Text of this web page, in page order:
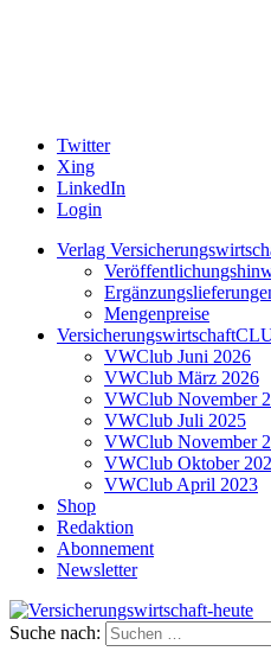
Twitter
Xing
LinkedIn
Login
Verlag
Mengenpreise
VWClub Juni 2026
VWClub März 2026
VWClub November
VWClub Juli 2025
VWClub November
VWClub Oktober
VWClub April 2023
Shop
Redaktion
Abonnement
Newsletter
Versicherungswirtschaft-heute
Suche nach: